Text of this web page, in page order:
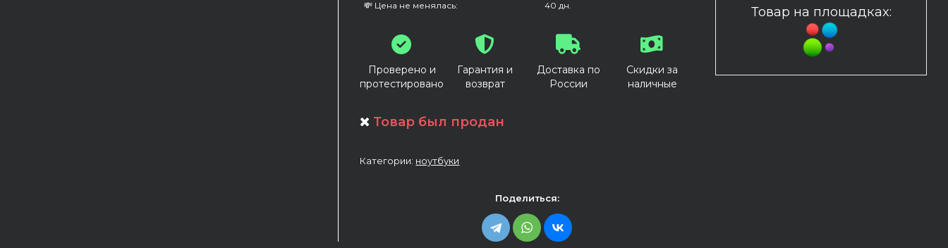
💸 Цена не менялась: 40 дн.
Проверено и
протестировано
Гарантия и
возврат
Доставка по
России
Скидки за
наличные
Товар был продан
Категории: ноутбуки
Поделиться:
Товар на площадках: